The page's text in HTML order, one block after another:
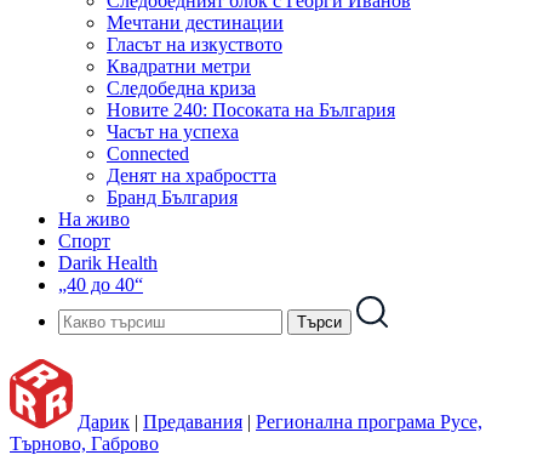
Мечтани дестинации
Гласът на изкуството
Квадратни метри
Следобедна криза
Новите 240: Посоката на България
Часът на успеха
Connected
Денят на храбростта
Бранд България
На живо
Спорт
Darik Health
„40 до 40“
Дарик | Предавания | Регионална програма Русе,
Търново, Габрово